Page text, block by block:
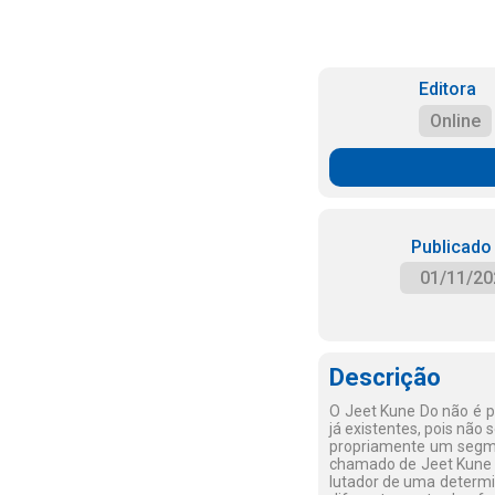
Editora
Online
01/11/
Descrição
O Jeet Kune Do não é
já existentes, pois não
propriamente um
chamado de Jeet
lutador de uma